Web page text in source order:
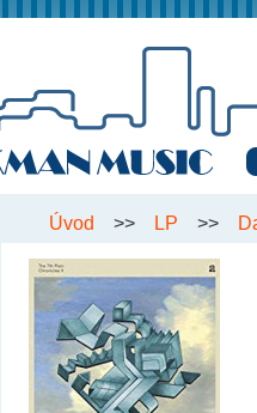
Úvod >> LP >>